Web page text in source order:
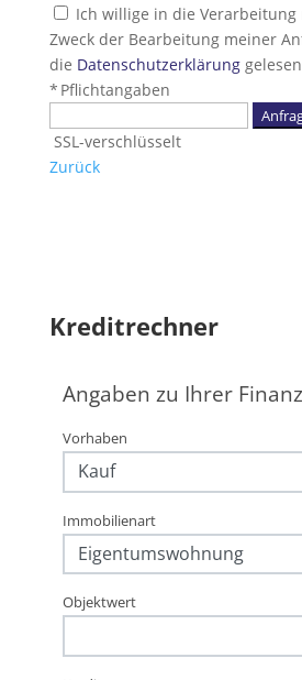
Ich willige in die Verarbeitung
Zweck der Bearbeitung meiner
die Datenschutzerklärung
* Pflichtangaben
SSL-verschlüsselt
Zurück
Kreditrechner